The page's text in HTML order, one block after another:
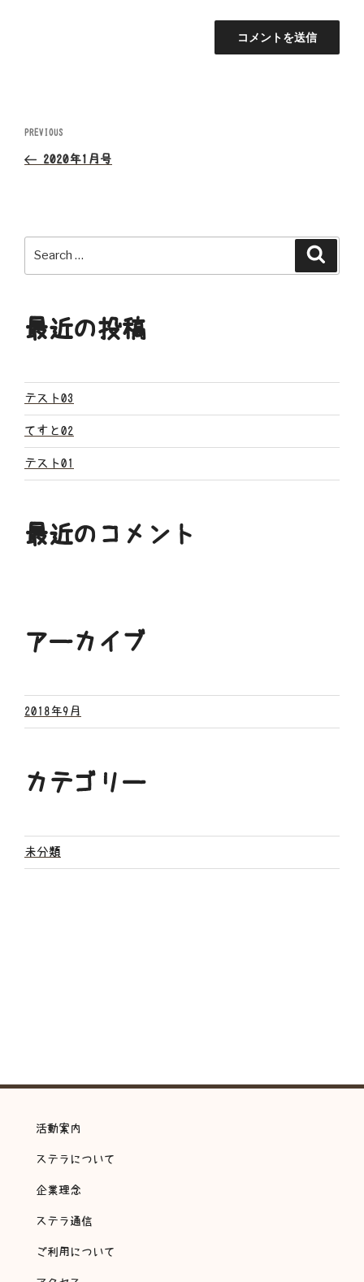
投
稿
ビ
ゲ
シ
ン
Previous
Post
PREVIOUS
2020年1月号
最近の投稿
テスト03
てすと02
テスト01
最近のコメント
アーカイブ
2018年9月
カテゴリー
未分類
活動案内
ステラについて
企業理念
ステラ通信
ご利用について